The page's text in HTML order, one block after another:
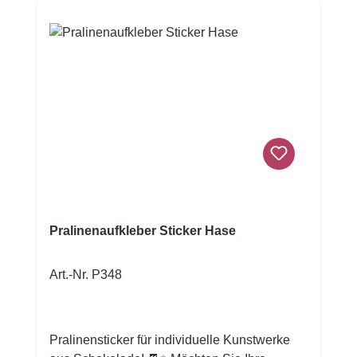
Knete können mit den verschiedenen
Pralinenaufkleber Sticker Hase
Art.-Nr. P348
Pralinensticker für individuelle Kunstwerke